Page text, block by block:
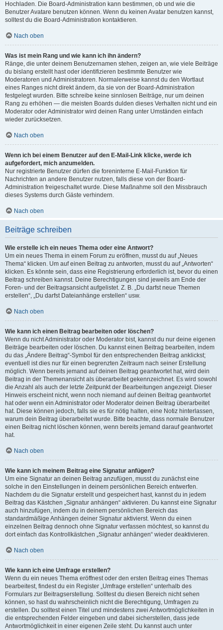
Hochladen. Die Board-Administration kann bestimmen, ob und wie die
Benutzer Avatare benutzen können. Wenn du keinen Avatar benutzen kannst,
solltest du die Board-Administration kontaktieren.
Nach oben
Was ist mein Rang und wie kann ich ihn ändern?
Ränge, die unter deinem Benutzernamen stehen, zeigen an, wie viele Beiträge
du bislang erstellt hast oder identifizieren bestimmte Benutzer wie
Moderatoren und Administratoren. Normalerweise kannst du den Wortlaut
eines Ranges nicht direkt ändern, da sie von der Board-Administration
festgelegt wurden. Bitte schreibe keine sinnlosen Beiträge, nur um deinen
Rang zu erhöhen — die meisten Boards dulden dieses Verhalten nicht und ein
Moderator oder Administrator wird deinen Rang unter Umständen einfach
wieder zurücksetzen.
Nach oben
Wenn ich bei einem Benutzer auf den E-Mail-Link klicke, werde ich
aufgefordert, mich anzumelden.
Nur registrierte Benutzer dürfen die foreninterne E-Mail-Funktion für
Nachrichten an andere Benutzer nutzen, falls diese von der Board-
Administration freigeschaltet wurde. Diese Maßnahme soll den Missbrauch
dieses Systems durch Gäste verhindern.
Nach oben
Beiträge schreiben
Wie erstelle ich ein neues Thema oder eine Antwort?
Um ein neues Thema in einem Forum zu eröffnen, musst du auf „Neues
Thema“ klicken. Um auf einen Beitrag zu antworten, musst du auf „Antworten“
klicken. Es könnte sein, dass eine Registrierung erforderlich ist, bevor du einen
Beitrag schreiben kannst. Deine Berechtigungen sind jeweils am Ende der
Foren- und der Beitragsansicht aufgelistet. Z. B. „Du darfst neue Themen
erstellen“, „Du darfst Dateianhänge erstellen“ usw.
Nach oben
Wie kann ich einen Beitrag bearbeiten oder löschen?
Wenn du nicht Administrator oder Moderator bist, kannst du nur deine eigenen
Beiträge bearbeiten oder löschen. Du kannst einen Beitrag bearbeiten, indem
du das „Ändere Beitrag“-Symbol für den entsprechenden Beitrag anklickst;
eventuell ist dies nur für einen begrenzten Zeitraum nach seiner Erstellung
möglich. Wenn bereits jemand auf deinen Beitrag geantwortet hat, wird dein
Beitrag in der Themenansicht als überarbeitet gekennzeichnet. Es wird sowohl
die Anzahl als auch der letzte Zeitpunkt der Bearbeitungen angezeigt. Dieser
Hinweis erscheint nicht, wenn noch niemand auf deinen Beitrag geantwortet
hat oder wenn ein Administrator oder Moderator deinen Beitrag überarbeitet
hat. Diese können jedoch, falls sie es für nötig halten, eine Notiz hinterlassen,
warum dein Beitrag überarbeitet wurde. Bitte beachte, dass normale Benutzer
einen Beitrag nicht löschen können, wenn bereits jemand darauf geantwortet
hat.
Nach oben
Wie kann ich meinem Beitrag eine Signatur anfügen?
Um eine Signatur an deinen Beitrag anzufügen, musst du zunächst eine
solche in den Einstellungen in deinem persönlichen Bereich entwerfen.
Nachdem du die Signatur erstellt und gespeichert hast, kannst du in jedem
Beitrag das Kästchen „Signatur anhängen“ aktivieren. Du kannst eine Signatur
auch hinzufügen, indem du in deinem persönlichen Bereich das
standardmäßige Anhängen deiner Signatur aktivierst. Wenn du einen
einzelnen Beitrag dennoch ohne Signatur verfassen möchtest, so kannst du
dort einfach das Kontrollkästchen „Signatur anhängen“ wieder deaktivieren.
Nach oben
Wie kann ich eine Umfrage erstellen?
Wenn du ein neues Thema eröffnest oder den ersten Beitrag eines Themas
bearbeitest, findest du ein Register „Umfrage erstellen“ unterhalb des
Formulars zur Beitragserstellung. Solltest du diesen Bereich nicht sehen
können, so hast du wahrscheinlich nicht die Berechtigung, Umfragen zu
erstellen. Du solltest einen Titel und mindestens zwei Antwortmöglichkeiten in
die entsprechenden Felder eingeben und dabei sicherstellen, dass jede
Antwortmöglichkeit in einer eigenen Zeile steht. Du kannst auch unter